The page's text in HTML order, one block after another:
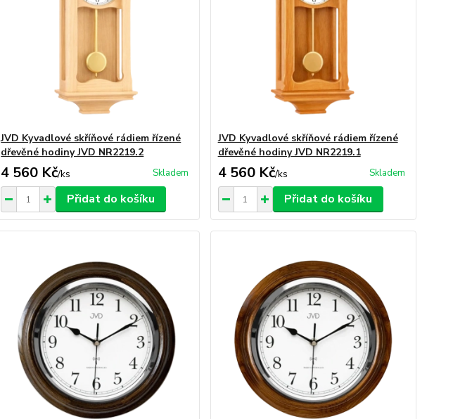
JVD Kyvadlové skříňové rádiem řízené
dřevěné hodiny JVD NR2219.2
4 560 Kč/ks Skladem
Přidat do košíku
JVD Kyvadlové skříňové rádiem řízené
dřevěné hodiny JVD NR2219.1
4 560 Kč/ks Skladem
Přidat do košíku